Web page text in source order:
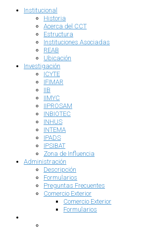
Institucional
Historia
Acerca del CCT
Estructura
Instituciones Asociadas
REAB
Ubicación
Investigación
ICYTE
IFIMAR
IIB
IIMYC
IIPROSAM
INBIOTEC
INHUS
INTEMA
IPADS
IPSIBAT
Zona de Influencia
Administración
Descripción
Formularios
Preguntas Frecuentes
Comercio Exterior
Comercio Exterior
Formularios